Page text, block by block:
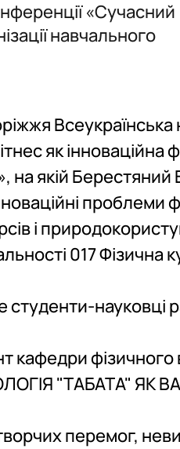
Education"
і спорт" (ОС"Магістр"…
культури і спо…«Сучасний
навчального
як інноваційна
на якій
проблеми
і
017 Фізична
науковці
кафедри
"ТАБАТА" ЯК
перемог,